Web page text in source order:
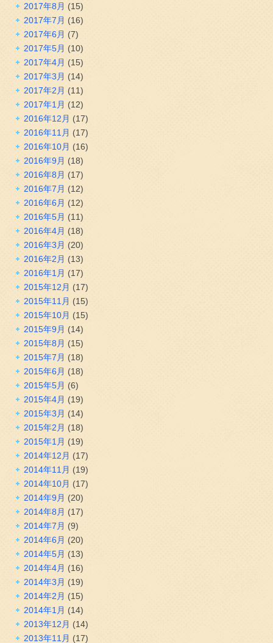
2017年8月 (15)
2017年7月 (16)
2017年6月 (7)
2017年5月 (10)
2017年4月 (15)
2017年3月 (14)
2017年2月 (11)
2017年1月 (12)
2016年12月 (17)
2016年11月 (17)
2016年10月 (16)
2016年9月 (18)
2016年8月 (17)
2016年7月 (12)
2016年6月 (12)
2016年5月 (11)
2016年4月 (18)
2016年3月 (20)
2016年2月 (13)
2016年1月 (17)
2015年12月 (17)
2015年11月 (15)
2015年10月 (15)
2015年9月 (14)
2015年8月 (15)
2015年7月 (18)
2015年6月 (18)
2015年5月 (6)
2015年4月 (19)
2015年3月 (14)
2015年2月 (18)
2015年1月 (19)
2014年12月 (17)
2014年11月 (19)
2014年10月 (17)
2014年9月 (20)
2014年8月 (17)
2014年7月 (9)
2014年6月 (20)
2014年5月 (13)
2014年4月 (16)
2014年3月 (19)
2014年2月 (15)
2014年1月 (14)
2013年12月 (14)
2013年11月 (17)